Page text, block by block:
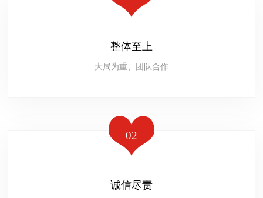
整体至上
大局为重、团队合作
02
诚信尽责